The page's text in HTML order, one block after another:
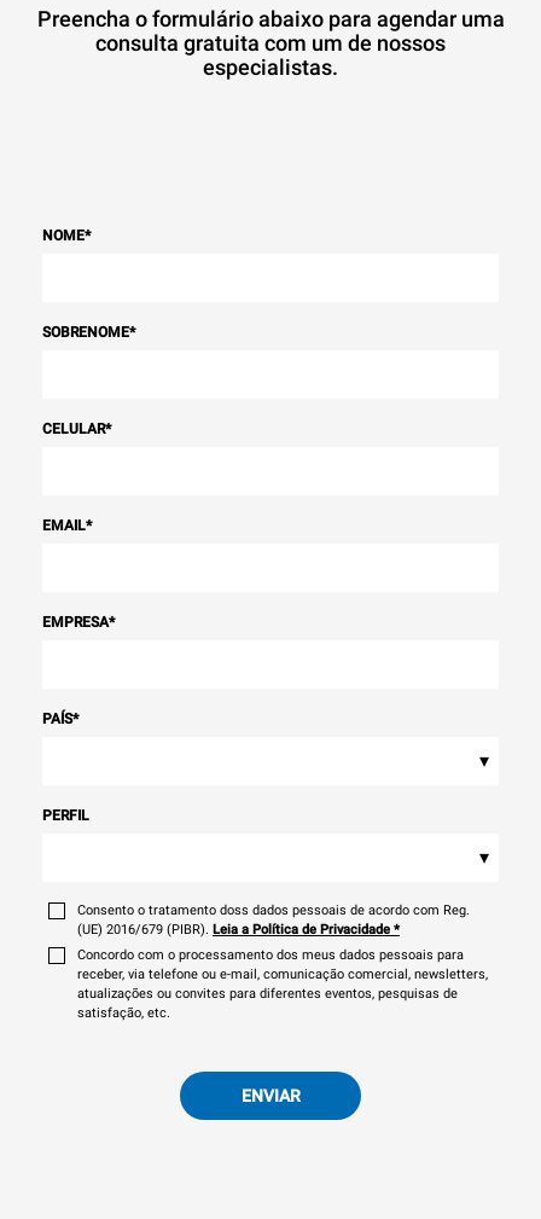
Preencha o formulário abaixo para agendar uma
consulta gratuita com um de nossos
especialistas.
NOME*
SOBRENOME*
CELULAR*
EMAIL*
EMPRESA*
PAÍS*
▾
PERFIL
▾
Consento o tratamento doss dados pessoais de acordo com Reg.
(UE) 2016/679 (PIBR). Leia a Política de Privacidade *
Concordo com o processamento dos meus dados pessoais para
receber, via telefone ou e-mail, comunicação comercial, newsletters,
atualizações ou convites para diferentes eventos, pesquisas de
satisfação, etc.
ENVIAR